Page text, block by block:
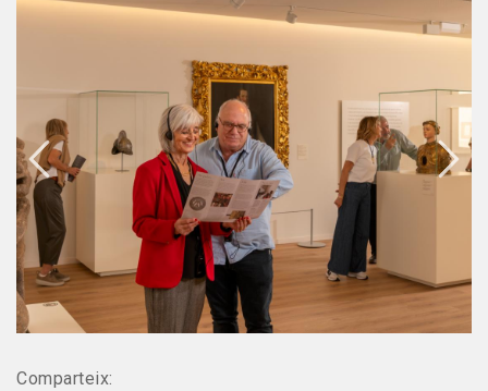
Comparteix: